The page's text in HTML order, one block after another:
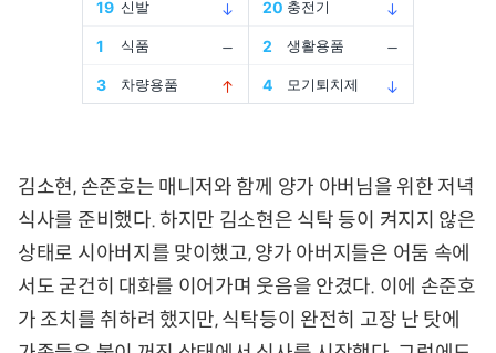
김소현, 손준호는 매니저와 함께 양가 아버님을 위한 저녁
식사를 준비했다. 하지만 김소현은 식탁 등이 켜지지 않은
상태로 시아버지를 맞이했고, 양가 아버지들은 어둠 속에
서도 굳건히 대화를 이어가며 웃음을 안겼다. 이에 손준호
가 조치를 취하려 했지만, 식탁등이 완전히 고장 난 탓에